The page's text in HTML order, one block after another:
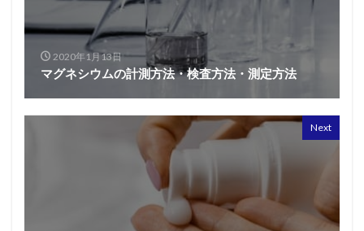
2020年1月13日
マグネシウムの計測方法・検査方法・測定方法
Next